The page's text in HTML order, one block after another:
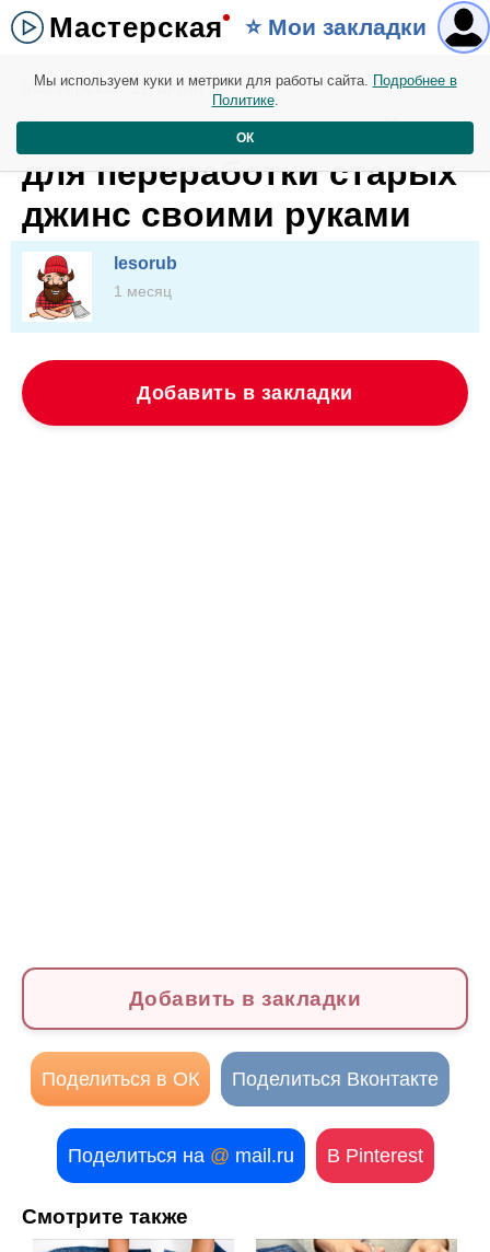
Мастерская ⭐️ Мои закладки
Мастерская. 28 июня
5 оригинальных идей
для переработки старых
джинс своими руками
lesorub
1 месяц
Добавить в закладки
Добавить в закладки
Поделиться в ОК Поделиться Вконтакте
Поделиться на @ mail.ru В Pinterest
Смотрите также
Мы используем куки и метрики для работы сайта. Подробнее в
Политике.
ОК